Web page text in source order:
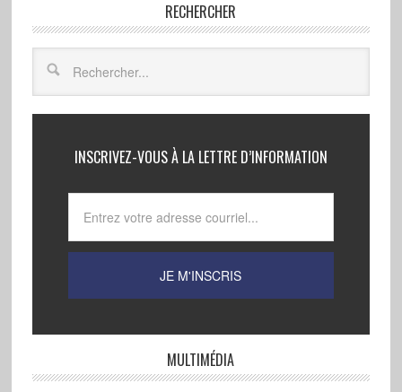
RECHERCHER
INSCRIVEZ-VOUS À LA LETTRE D’INFORMATION
MULTIMÉDIA